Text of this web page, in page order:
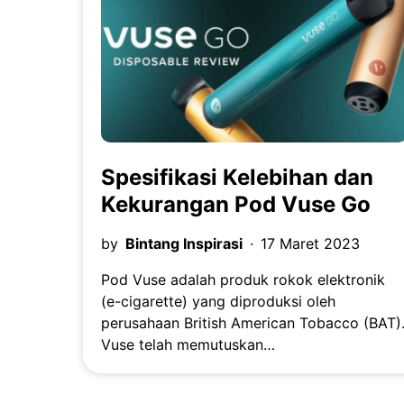
Spesifikasi Kelebihan dan
Kekurangan Pod Vuse Go
by Bintang Inspirasi
17 Maret 2023
Pod Vuse adalah produk rokok elektronik
(e-cigarette) yang diproduksi oleh
perusahaan British American Tobacco (BAT).
Vuse telah memutuskan…